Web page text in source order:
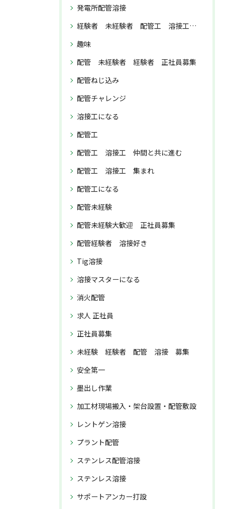
発電所配管溶接
経験者 未経験者 配管工 溶接工 正社員募集
趣味
配管 未経験者 経験者 正社員募集
配管ねじ込み
配管チャレンジ
溶接工になる
配管工
配管工 溶接工 仲間と共に進む
配管工 溶接工 集まれ
配管工になる
配管未経験
配管未経験大歓迎 正社員募集
配管経験者 溶接好き
Tig溶接
溶接マスターになる
消火配管
求人 正社員
正社員募集
未経験 経験者 配管 溶接 募集
安全第一
墨出し作業
加工材現場搬入・架台設置・配管敷設
レントゲン溶接
プラント配管
ステンレス配管溶接
ステンレス溶接
サポートアンカー打設